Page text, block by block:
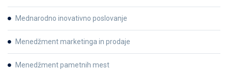
Mednarodno inovativno poslovanje
Menedžment marketinga in prodaje
Menedžment pametnih mest